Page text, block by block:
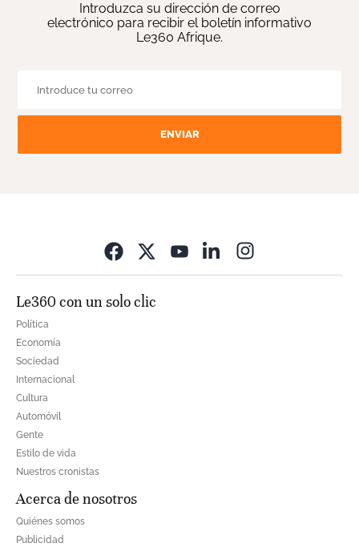
Introduzca su dirección de correo
electrónico para recibir el boletín informativo
Le360 Afrique.
ENVIAR
Le360 con un solo clic
Política
Economía
Sociedad
Internacional
Cultura
Automóvil
Gente
Estilo de vida
Nuestros cronistas
Acerca de nosotros
Quiénes somos
Publicidad